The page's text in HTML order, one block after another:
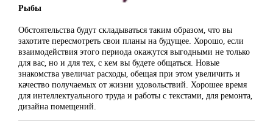
Рыбы
Обстоятельства будут складываться таким образом, что вы
захотите пересмотреть свои планы на будущее. Хорошо, если
взаимодействия этого периода окажутся выгодными не только
для вас, но и для тех, с кем вы будете общаться. Новые
знакомства увеличат расходы, обещая при этом увеличить и
качество получаемых от жизни удовольствий. Хорошее время
для интеллектуального труда и работы с текстами, для ремонта,
дизайна помещений.